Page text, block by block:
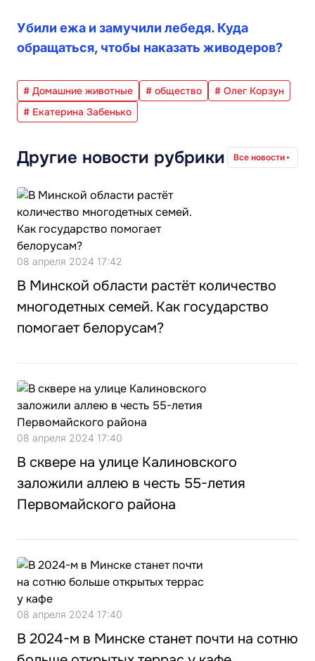
Убили ежа и замучили лебедя. Куда
обращаться, чтобы наказать живодеров?
# Домашние животные # общество
# Олег Корзун
# Екатерина Забенько
Другие новости рубрики Все новости
08 апреля 2024 17:42
В Минской области растёт количество
многодетных семей. Как государство
помогает белорусам?
08 апреля 2024 17:40
В сквере на улице Калиновского
заложили аллею в честь 55-летия
Первомайского района
08 апреля 2024 17:40
В 2024-м в Минске станет почти на сотню